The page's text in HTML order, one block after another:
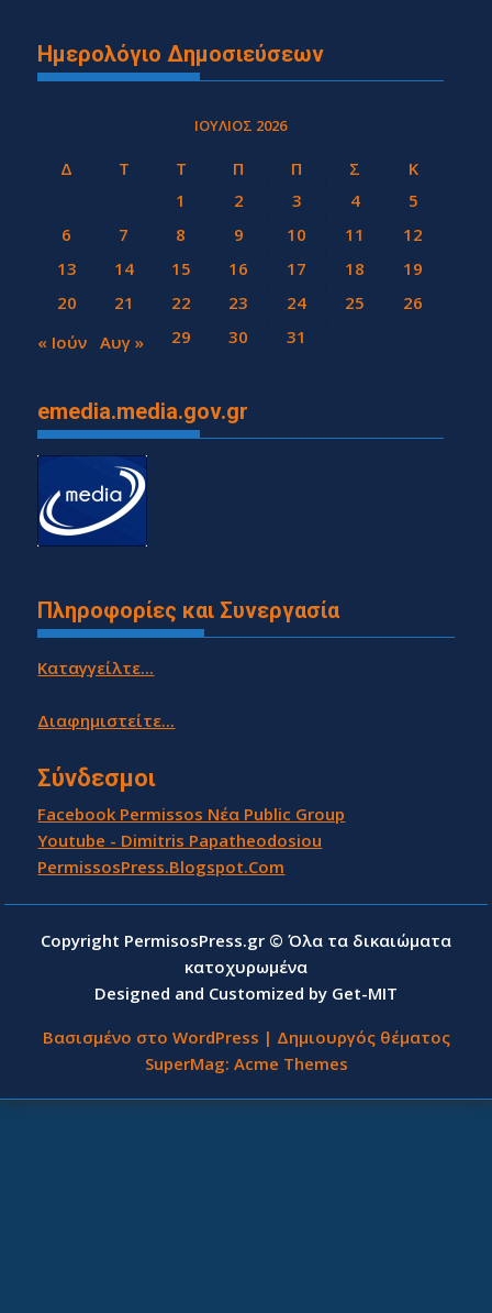
Ημερολόγιο Δημοσιεύσεων
ΙΟΎΛΙΟΣ 2026
Δ Τ Τ Π Π Σ
Κ
1
2 3 4
5
6
7 8 9 10 11
12
13
14 15 16 17 18
19
20
21 22 23 24 25
26
27
28 29 30 31
« Ιούν Αυγ »
emedia.media.gov.gr
Πληροφορίες και Συνεργασία
Καταγγείλτε...
Διαφημιστείτε...
Σύνδεσμοι
Facebook Permissos Νέα Public Group
Youtube - Dimitris Papatheodosiou
PermissosPress.Blogspot.Com
Copyright PermisosPress.gr © Όλα τα δικαιώματα
κατοχυρωμένα
Designed and Customized by Get-MIT
Βασισμένο στο WordPress | Δημιουργός θέματος
SuperMag: Acme Themes